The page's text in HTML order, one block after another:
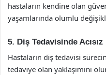
hastaların kendine olan
yaşamlarında olumlu
5. Diş Tedavisinde
Hastaların diş tedavisi
tedaviye olan yaklaşımını